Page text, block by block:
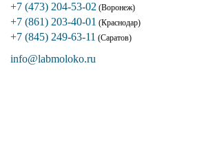
+7 (473) 204-53-02 (Воронеж)
+7 (861) 203-40-01 (Краснодар)
+7 (845) 249-63-11 (Саратов)
info@labmoloko.ru